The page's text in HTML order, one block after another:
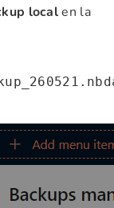
localen la